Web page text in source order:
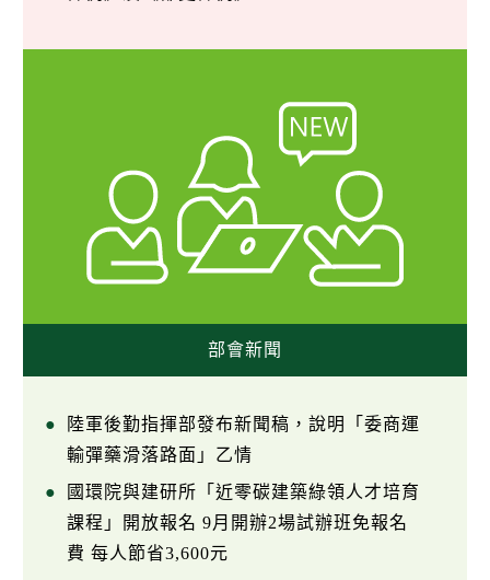
部會新聞
陸軍後勤指揮部發布新聞稿，說明「委商運
輸彈藥滑落路面」乙情
國環院與建研所「近零碳建築綠領人才培育
課程」開放報名 9月開辦2場試辦班免報名
費 每人節省3,600元